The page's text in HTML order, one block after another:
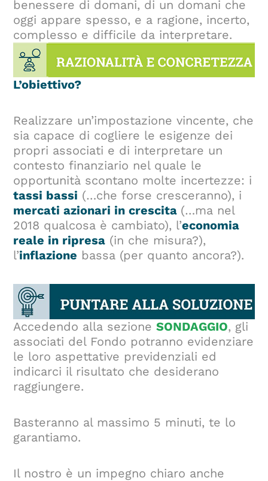
benessere di domani, di un domani che
oggi appare spesso, e a ragione, incerto,
complesso e difficile da interpretare.
L’obiettivo?
Realizzare un’impostazione vincente, che
sia capace di cogliere le esigenze dei
propri associati e di interpretare un
contesto finanziario nel quale le
opportunità scontano molte incertezze: i
tassi bassi (…che forse cresceranno), i
mercati azionari in crescita (…ma nel
2018 qualcosa è cambiato), l’economia
reale in ripresa (in che misura?),
l’inflazione bassa (per quanto ancora?).
Accedendo alla sezioneSONDAGGIO, gli
associati del Fondo potranno evidenziare
le loro aspettative previdenziali ed
indicarci il risultato che desiderano
raggiungere.
Basteranno al massimo 5 minuti, te lo
garantiamo.
Il nostro è un impegno chiaro anche